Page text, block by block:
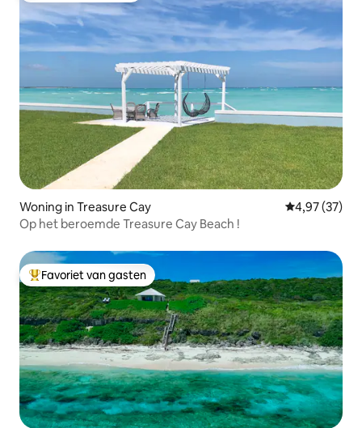
Woning in Treasure Cay Gemiddelde
4,97 (37)
Op het beroemde Treasure Cay Beach !
Topfavoriet van gasten
Favoriet van gasten